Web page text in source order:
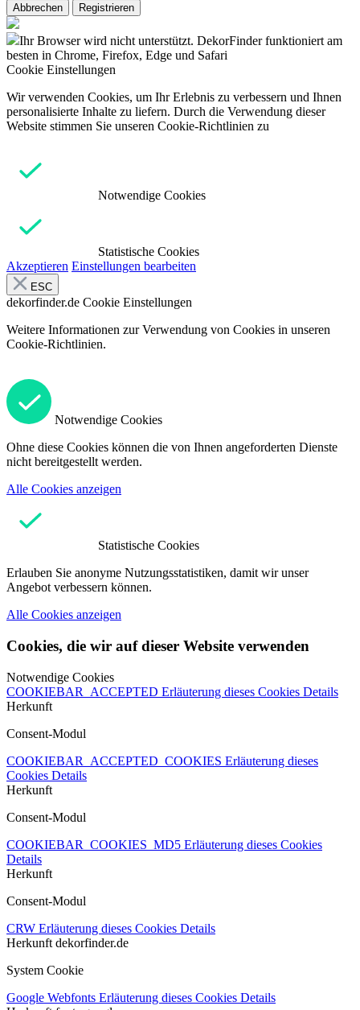
Abbrechen Registrieren
Ihr Browser wird nicht unterstützt. DekorFinder funktioniert am
besten in Chrome, Firefox, Edge und Safari
Cookie Einstellungen
Wir verwenden Cookies, um Ihr Erlebnis zu verbessern und Ihnen
personalisierte Inhalte zu liefern. Durch die Verwendung dieser
Website stimmen Sie unseren Cookie-Richtlinien zu
Notwendige Cookies
Statistische Cookies
Akzeptieren Einstellungen bearbeiten
ESC
dekorfinder.de Cookie Einstellungen
Weitere Informationen zur Verwendung von Cookies in unseren
Cookie-Richtlinien.
Notwendige Cookies
Ohne diese Cookies können die von Ihnen angeforderten Dienste
nicht bereitgestellt werden.
Alle Cookies anzeigen
Statistische Cookies
Erlauben Sie anonyme Nutzungsstatistiken, damit wir unser
Angebot verbessern können.
Alle Cookies anzeigen
Cookies, die wir auf dieser Website verwenden
Notwendige Cookies
COOKIEBAR_ACCEPTED Erläuterung dieses Cookies Details
Herkunft
Consent-Modul
COOKIEBAR_ACCEPTED_COOKIES Erläuterung dieses
Cookies Details
Herkunft
Consent-Modul
COOKIEBAR_COOKIES_MD5 Erläuterung dieses Cookies
Details
Herkunft
Consent-Modul
CRW Erläuterung dieses Cookies Details
Herkunft dekorfinder.de
System Cookie
Google Webfonts Erläuterung dieses Cookies Details